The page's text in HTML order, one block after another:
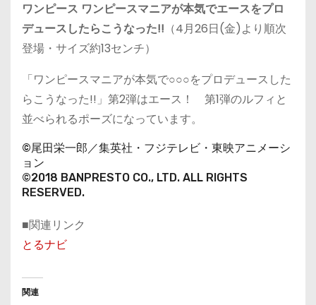
ワンピース ワンピースマニアが本気でエースをプロ
デュースしたらこうなった!! （4月26日(金)より順次
登場・サイズ約13センチ）
「ワンピースマニアが本気で○○○をプロデュースした
らこうなった!!」第2弾はエース！ 第1弾のルフィと
並べられるポーズになっています。
©尾田栄一郎／集英社・フジテレビ・東映アニメーシ
ョン
©2018 BANPRESTO CO., LTD. ALL RIGHTS
RESERVED.
■関連リンク
とるナビ
関連